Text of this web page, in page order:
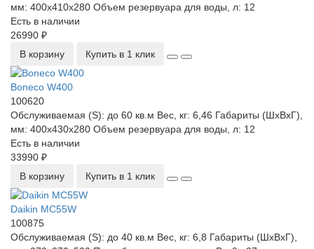
мм: 400x410x280 Объем резервуара для воды, л: 12
Есть в наличии
26990 ₽
В корзину
Купить в 1 клик
Boneco W400
100620
Обслуживаемая (S): до 60 кв.м Вес, кг: 6,46 Габариты (ШхВхГ),
мм: 400x430x280 Объем резервуара для воды, л: 12
Есть в наличии
33990 ₽
В корзину
Купить в 1 клик
Daikin MC55W
100875
Обслуживаемая (S): до 40 кв.м Вес, кг: 6,8 Габариты (ШхВхГ),